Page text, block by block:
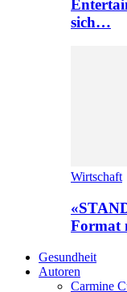
sich…
Wirtschaft
Format
Gesundheit
Autoren
Carmine